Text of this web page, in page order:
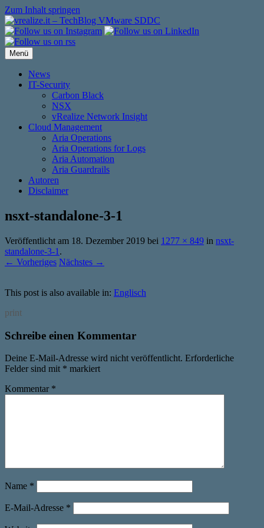
Zum Inhalt springen
Menü
News
IT-Security
Carbon Black
NSX
vRealize Network Insight
Cloud Management
Aria Operations
Aria Operations for Logs
Aria Automation
Aria Guardrails
Autoren
Disclaimer
nsxt-standalone-3-1
Veröffentlicht am 18. Dezember 2019 bei 1277 × 849 in nsxt-
standalone-3-1 .
← Vorheriges Nächstes →
This post is also available in: Englisch
print
Schreibe einen Kommentar
Deine E-Mail-Adresse wird nicht veröffentlicht. Erforderliche
Felder sind mit * markiert
Kommentar *
Name *
E-Mail-Adresse *